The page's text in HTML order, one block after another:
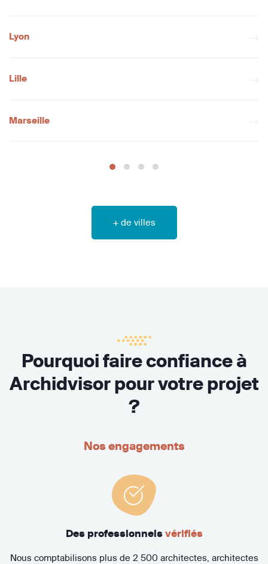
Lyon
Lille
Marseille
+ de villes
Pourquoi faire confiance à
Archidvisor pour votre projet
?
Nos engagements
Des professionnels vérifiés
Nous comptabilisons plus de 2 500 architectes, architectes